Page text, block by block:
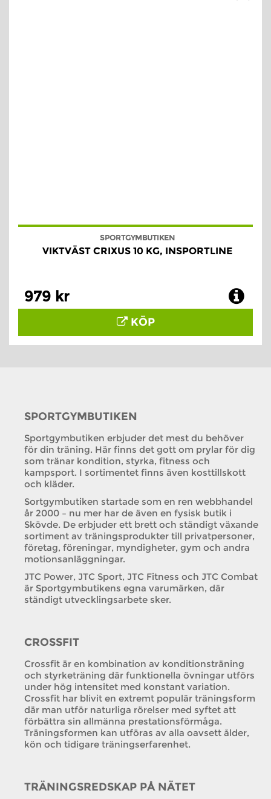
SPORTGYMBUTIKEN
VIKTVÄST CRIXUS 10 KG, INSPORTLINE
979 kr
KÖP
SPORTGYMBUTIKEN
Sportgymbutiken erbjuder det mest du behöver
för din träning. Här finns det gott om prylar för dig
som tränar kondition, styrka, fitness och
kampsport. I sortimentet finns även kosttillskott
och kläder.
Sortgymbutiken startade som en ren webbhandel
år 2000 – nu mer har de även en fysisk butik i
Skövde. De erbjuder ett brett och ständigt växande
sortiment av träningsprodukter till privatpersoner,
företag, föreningar, myndigheter, gym och andra
motionsanläggningar.
JTC Power, JTC Sport, JTC Fitness och JTC Combat
är Sportgymbutikens egna varumärken, där
ständigt utvecklingsarbete sker.
CROSSFIT
Crossfit är en kombination av konditionsträning
och styrketräning där funktionella övningar utförs
under hög intensitet med konstant variation.
Crossfit har blivit en extremt populär träningsform
där man utför naturliga rörelser med syftet att
förbättra sin allmänna prestationsförmåga.
Träningsformen kan utföras av alla oavsett ålder,
kön och tidigare träningserfarenhet.
TRÄNINGSREDSKAP PÅ NÄTET